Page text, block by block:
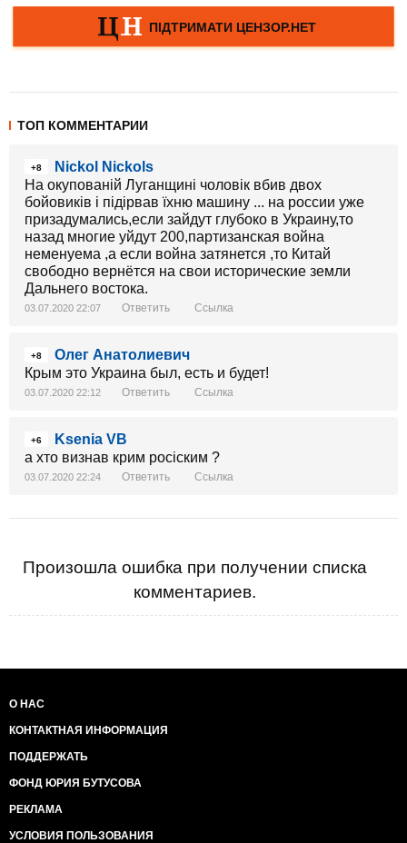
ТОП КОММЕНТАРИИ
+8
Nickol Nickols
На окупованій Луганщині чоловік вбив двох
бойовиків і підірвав їхню машину ... на россии уже
призадумались,если зайдут глубоко в Украину,то
назад многие уйдут 200,партизанская война
неменуема ,а если война затянется ,то Китай
свободно вернётся на свои исторические земли
Дальнего востока.
03.07.2020 22:07 Ответить Ссылка
+8
Олег Анатолиевич
Крым это Украина был, есть и будет!
03.07.2020 22:12 Ответить Ссылка
+6
Ksenia VB
а хто визнав крим росіским ?
03.07.2020 22:24 Ответить Ссылка
Произошла ошибка при получении списка
комментариев.
О НАС
КОНТАКТНАЯ ИНФОРМАЦИЯ
ПОДДЕРЖАТЬ
ФОНД ЮРИЯ БУТУСОВА
РЕКЛАМА
УСЛОВИЯ ПОЛЬЗОВАНИЯ